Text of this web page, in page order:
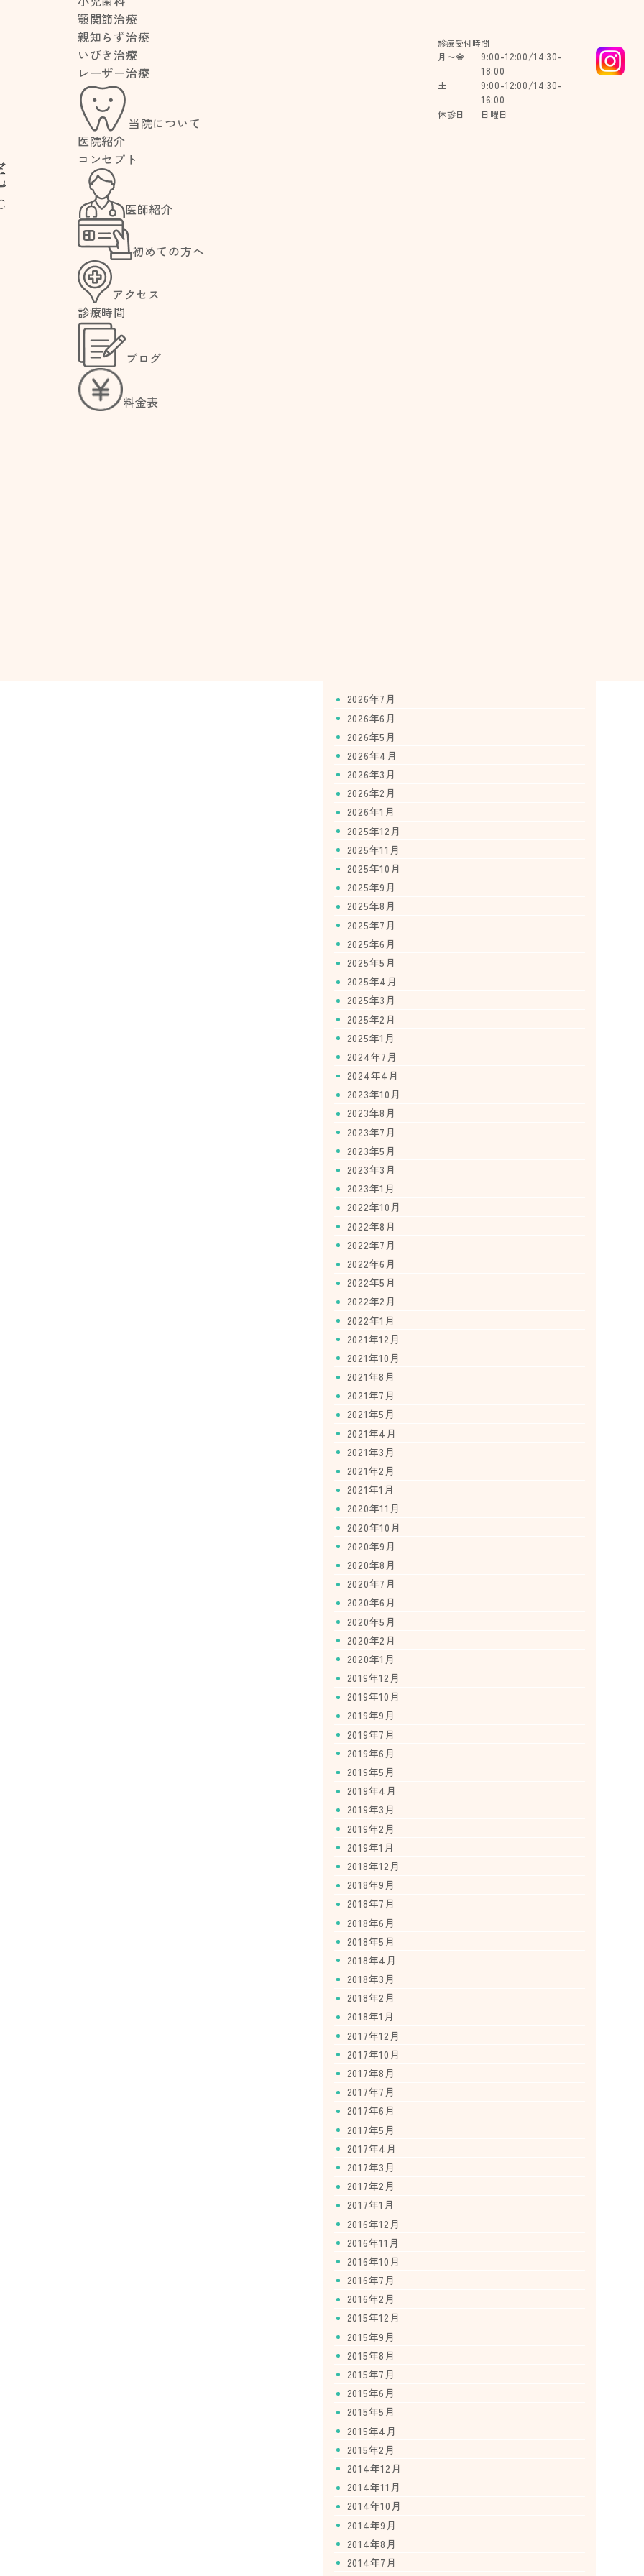
顎関節治療
親知らず治療
いびき治療
レーザー治療
当院について
医院紹介
コンセプト
医師紹介
初めての方へ
アクセス
診療時間
ブログ
料金表
診療受付時間
月〜金
9:00-12:00/14:30-
18:00
土
9:00-12:00/14:30-
16:00
休診日 日曜日
ARCHIVE
2026年7月
2026年6月
2026年5月
2026年4月
2026年3月
2026年2月
2026年1月
2025年12月
2025年11月
2025年10月
2025年9月
2025年8月
2025年7月
2025年6月
2025年5月
2025年4月
2025年3月
2025年2月
2025年1月
2024年7月
2024年4月
2023年10月
2023年8月
2023年7月
2023年5月
2023年3月
2023年1月
2022年10月
2022年8月
2022年7月
2022年6月
2022年5月
2022年2月
2022年1月
2021年12月
2021年10月
2021年8月
2021年7月
2021年5月
2021年4月
2021年3月
2021年2月
2021年1月
2020年11月
2020年10月
2020年9月
2020年8月
2020年7月
2020年6月
2020年5月
2020年2月
2020年1月
2019年12月
2019年10月
2019年9月
2019年7月
2019年6月
2019年5月
2019年4月
2019年3月
2019年2月
2019年1月
2018年12月
2018年9月
2018年7月
2018年6月
2018年5月
2018年4月
2018年3月
2018年2月
2018年1月
2017年12月
2017年10月
2017年8月
2017年7月
2017年6月
2017年5月
2017年4月
2017年3月
2017年2月
2017年1月
2016年12月
2016年11月
2016年10月
2016年7月
2016年2月
2015年12月
2015年9月
2015年8月
2015年7月
2015年6月
2015年5月
2015年4月
2015年2月
2014年12月
2014年11月
2014年10月
2014年9月
2014年8月
2014年7月